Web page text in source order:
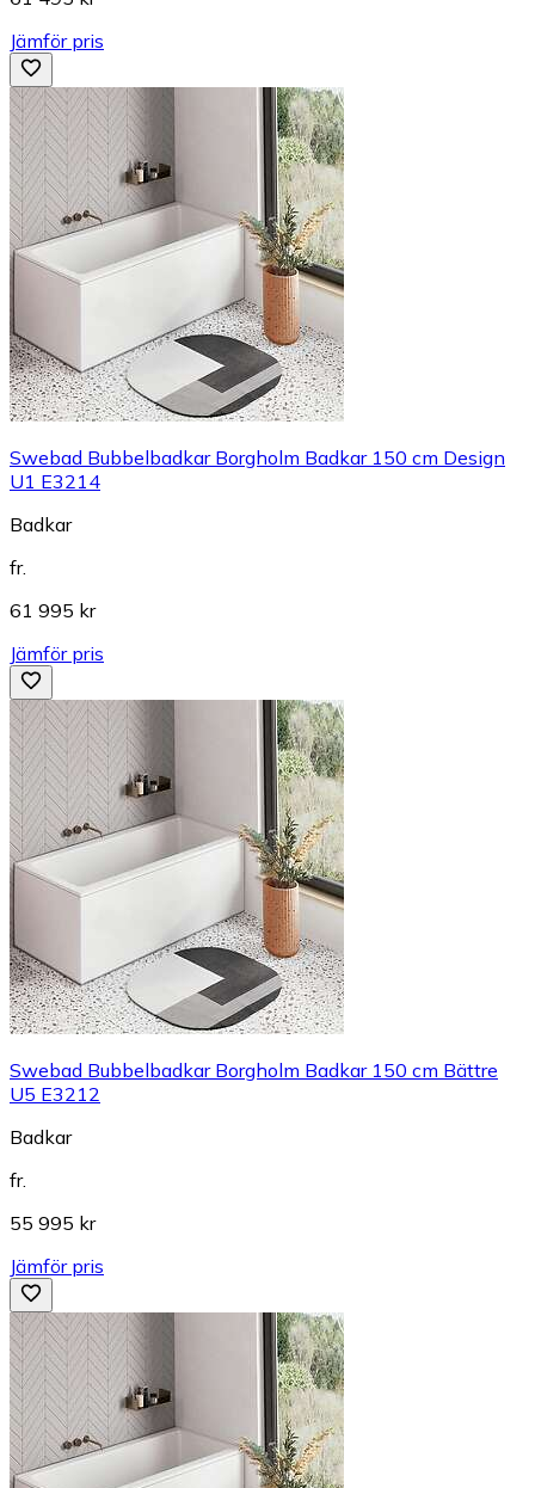
Jämför pris
Swebad Bubbelbadkar Borgholm Badkar 150 cm Design
U1 E3214
Badkar
fr.
61 995 kr
Jämför pris
Swebad Bubbelbadkar Borgholm Badkar 150 cm Bättre
U5 E3212
Badkar
fr.
55 995 kr
Jämför pris